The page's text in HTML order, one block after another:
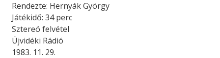
Rendezte: Hernyák György
Játékidő: 34 perc
Sztereó felvétel
Újvidéki Rádió
1983. 11. 29.